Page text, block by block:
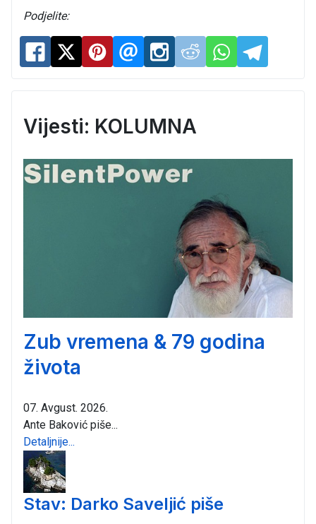
Podjelite:
Vijesti: KOLUMNA
Zub vremena & 79 godina
života
07. Avgust. 2026.
Ante Baković piše...
Detaljnije...
Stav: Darko Saveljić piše